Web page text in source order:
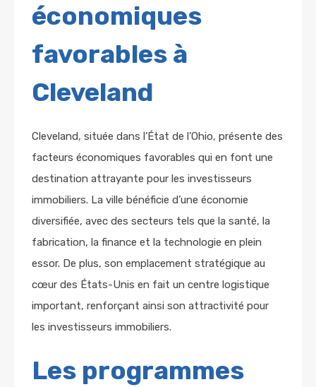
économiques
favorables à
Cleveland
Cleveland, située dans l’État de l’Ohio, présente des
facteurs économiques favorables qui en font une
destination attrayante pour les investisseurs
immobiliers. La ville bénéficie d’une économie
diversifiée, avec des secteurs tels que la santé, la
fabrication, la finance et la technologie en plein
essor. De plus, son emplacement stratégique au
cœur des États-Unis en fait un centre logistique
important, renforçant ainsi son attractivité pour
les investisseurs immobiliers.
Les programmes